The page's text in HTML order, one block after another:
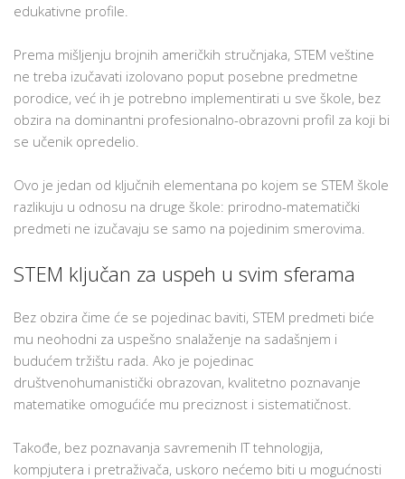
edukativne profile.
Prema mišljenju brojnih američkih stručnjaka, STEM veštine
ne treba izučavati izolovano poput posebne predmetne
porodice, već ih je potrebno implementirati u sve škole, bez
obzira na dominantni profesionalno-obrazovni profil za koji bi
se učenik opredelio.
Ovo je jedan od ključnih elementana po kojem se STEM škole
razlikuju u odnosu na druge škole: prirodno-matematički
predmeti ne izučavaju se samo na pojedinim smerovima.
STEM ključan za uspeh u svim sferama
Bez obzira čime će se pojedinac baviti, STEM predmeti biće
mu neohodni za uspešno snalaženje na sadašnjem i
budućem tržištu rada. Ako je pojedinac
društvenohumanistički obrazovan, kvalitetno poznavanje
matematike omogućiće mu preciznost i sistematičnost.
Takođe, bez poznavanja savremenih IT tehnologija,
kompjutera i pretraživača, uskoro nećemo biti u mogućnosti